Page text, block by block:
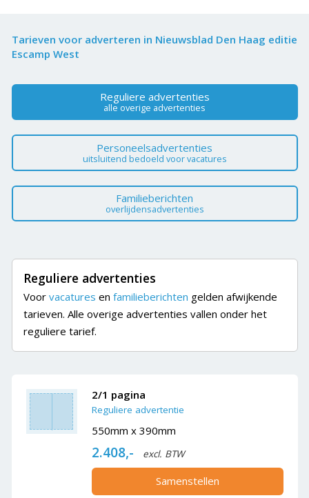
Tarieven voor adverteren in Nieuwsblad Den Haag editie
Escamp West
Reguliere advertenties
alle overige advertenties
Personeelsadvertenties
uitsluitend bedoeld voor vacatures
Familieberichten
overlijdensadvertenties
Reguliere advertenties
Voor vacatures en familieberichten gelden afwijkende
tarieven. Alle overige advertenties vallen onder het
reguliere tarief.
2/1 pagina
Reguliere advertentie
550mm x 390mm
2.408,- excl. BTW
Samenstellen